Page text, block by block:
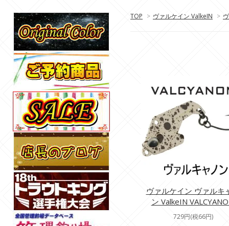
TOP > ヴァルケイン ValkeIN >
ヴァルケイン ヴァルキ
ン ValkeIN
729円(税66円)